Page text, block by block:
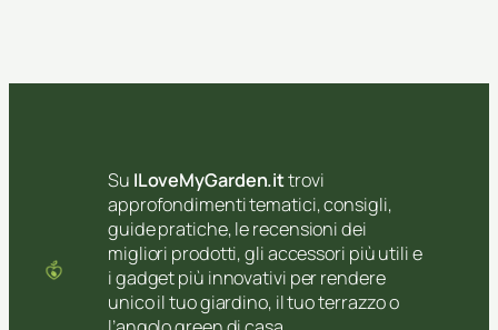
Su ILoveMyGarden.ittrovi
approfondimenti tematici, consigli,
guide pratiche, le recensioni dei
migliori prodotti, gli accessori più utili e
i gadget più innovativi per rendere
unico il tuo giardino, il tuo terrazzo o